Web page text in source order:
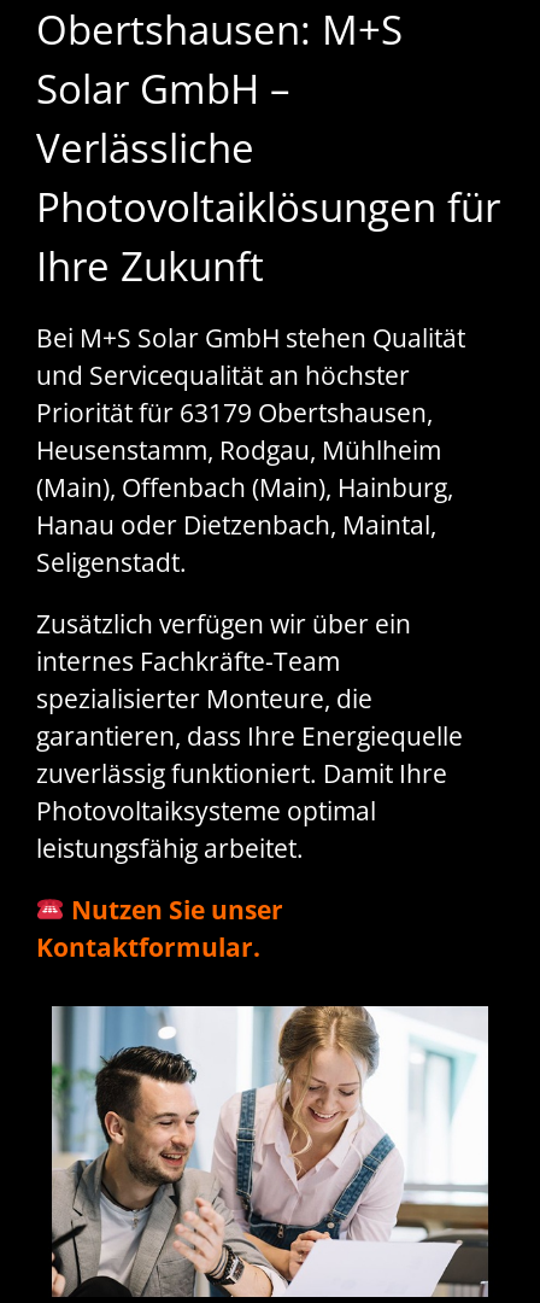
Obertshausen: M+S
Solar GmbH –
Verlässliche
Photovoltaiklösungen für
Ihre Zukunft
Bei M+S Solar GmbH stehen Qualität
und Servicequalität an höchster
Priorität für 63179 Obertshausen,
Heusenstamm, Rodgau, Mühlheim
(Main), Offenbach (Main), Hainburg,
Hanau oder Dietzenbach, Maintal,
Seligenstadt.
Zusätzlich verfügen wir über ein
internes Fachkräfte-Team
spezialisierter Monteure, die
garantieren, dass Ihre Energiequelle
zuverlässig funktioniert. Damit Ihre
Photovoltaiksysteme optimal
leistungsfähig arbeitet.
Nutzen Sie unser
Kontaktformular.